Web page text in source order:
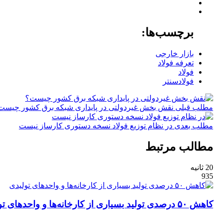
برچسب‌ها:
بازار خارجی
تعرفه فولاد
فولاد
فولادسنتر
مطلب قبلی نقش‌ بخش غیردولتی در پایداری شبکه برق کشور
مطلب بعدی در نظام توزیع فولاد نسخه دستوری کارساز نیست
مطالب مرتبط
20 ثانیه
935
کاهش ۵۰ درصدی تولید بسیاری از کارخانه‌ها و واحدهای تولیدی